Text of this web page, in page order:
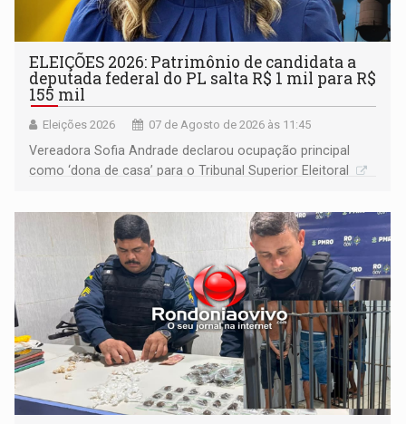
ELEIÇÕES 2026: Patrimônio de candidata a
deputada federal do PL salta R$ 1 mil para R$
155 mil
Eleições 2026 07 de Agosto de 2026 às 11:45
Vereadora Sofia Andrade declarou ocupação principal
como ‘dona de casa’ para o Tribunal Superior Eleitoral